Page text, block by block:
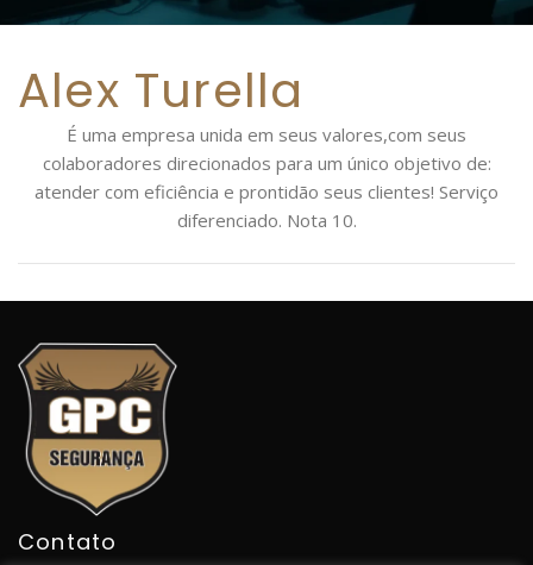
Alex Turella
É uma empresa unida em seus valores,com seus
colaboradores direcionados para um único objetivo de:
atender com eficiência e prontidão seus clientes! Serviço
diferenciado. Nota 10.
Contato